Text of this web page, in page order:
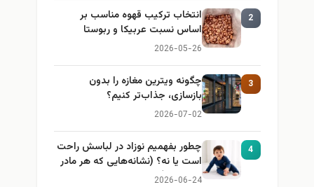
2
انتخاب ترکیب قهوه مناسب بر
اساس نسبت عربیکا و ربوستا
2026-05-26
3
چگونه ویترین مغازه را بدون
بازسازی، جذاب‌تر کنیم؟
2026-07-02
4
چطور بفهمیم نوزاد در لباسش راحت
است یا نه؟ (نشانه‌هایی که هر مادر
باید بداند)
2026-06-24